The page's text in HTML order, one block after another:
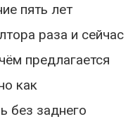
пять лет
раза и сейчас
предлагается
как
без заднего